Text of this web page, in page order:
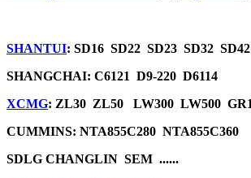
SHANTUI: SD16 SD22 SD23 SD32
SHANGCHAI: C6121 D9-220 D6114
XCMG: ZL30 ZL50 LW300 LW500
CUMMINS: NTA855C280 NTA855C360
SDLG CHANGLIN SEM ......